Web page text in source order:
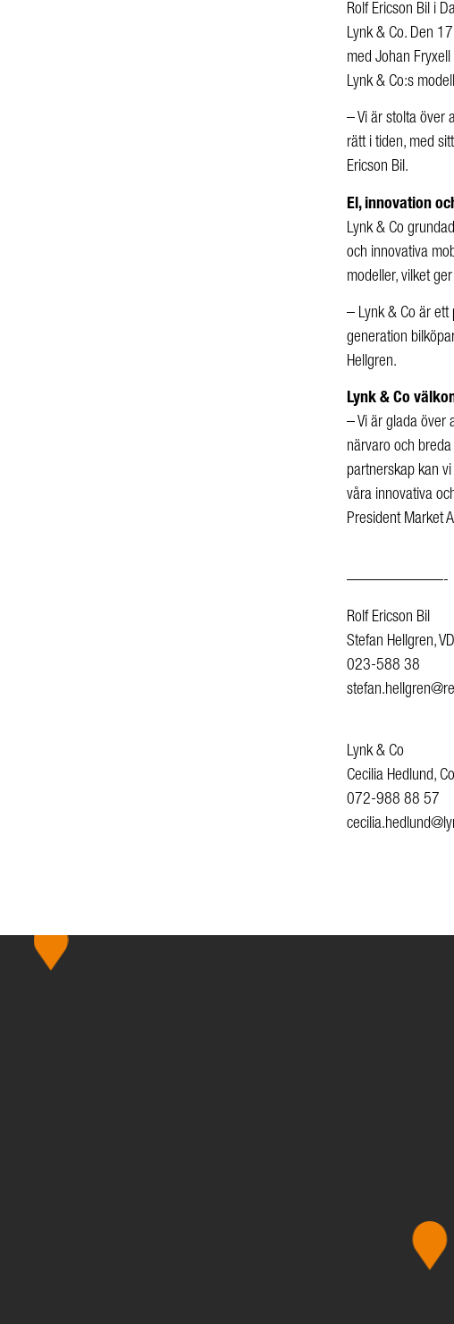
Rolf Ericson Bil i
Lynk & Co. Den
med Johan
Lynk & Co:s
– Vi är stolta över
rätt i tiden, med
Ericson Bil.
El, innovation
Lynk & Co
och innovativa
modeller, vilket
– Lynk & Co är ett
generation
Hellgren.
Lynk & Co
– Vi är glada över
närvaro och
partnerskap kan
våra innovativa
President Market
——————-
Rolf Ericson Bil
Stefan Hellgren, VD
023-588 38
Lynk & Co
Cecilia Hedlund,
072-988 88 57